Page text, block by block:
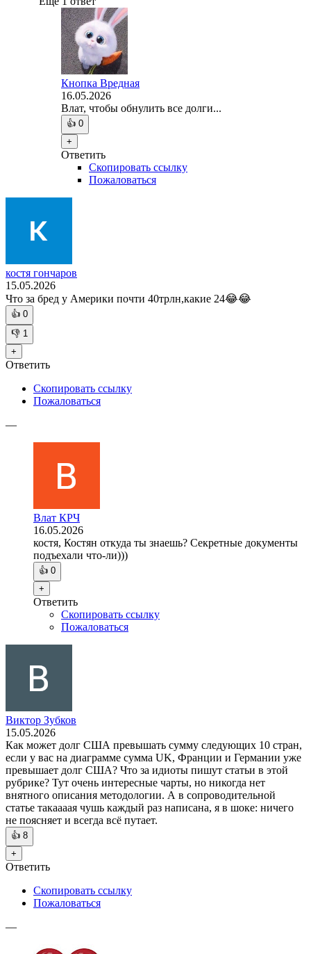
Кнопка Вредная
16.05.2026
Влат, чтобы обнулить все долги...
👍 0
+
Ответить
Скопировать ссылку
Пожаловаться
костя гончаров
15.05.2026
Что за бред у Америки почти 40трлн,какие 24😂😂
👍 0
👎 1
+
Ответить
Скопировать ссылку
Пожаловаться
—
Влат КРЧ
16.05.2026
костя, Костян откуда ты знаешь? Секретные документы
подъехали что-ли)))
👍 0
+
Ответить
Скопировать ссылку
Пожаловаться
Виктор Зубков
15.05.2026
Как может долг США превышать сумму следующих 10 стран,
если у вас на диаграмме сумма UK, Франции и Германии уже
превышает долг США? Что за идиоты пишут статьи в этой
рубрике? Тут очень интересные чарты, но никогда нет
внятного описания методологии. А в сопроводительной
статье такаааая чушь каждый раз написана, я в шоке: ничего
не поясняет и всегда всё путает.
👍 8
+
Ответить
Скопировать ссылку
Пожаловаться
—